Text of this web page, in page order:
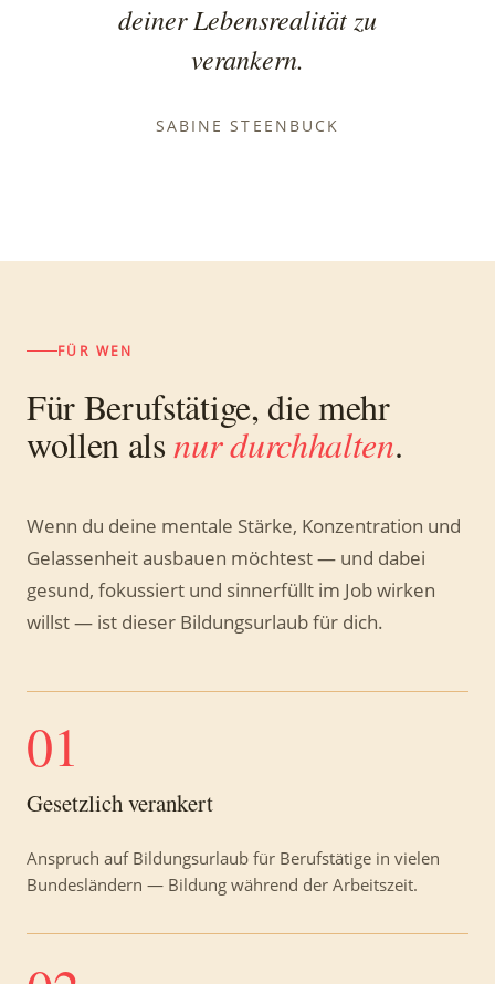
deiner Lebensrealität zu
verankern.
SABINE STEENBUCK
FÜR WEN
Für Berufstätige, die mehr
wollen alsnur durchhalten.
Wenn du deine mentale Stärke, Konzentration und
Gelassenheit ausbauen möchtest — und dabei
gesund, fokussiert und sinnerfüllt im Job wirken
willst — ist dieser Bildungsurlaub für dich.
01
Gesetzlich verankert
Anspruch auf Bildungsurlaub für Berufstätige in vielen
Bundesländern — Bildung während der Arbeitszeit.